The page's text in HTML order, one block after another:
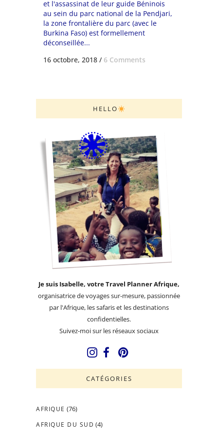
et l'assassinat de leur guide Béninois
au sein du parc national de la Pendjari,
la zone frontalière du parc (avec le
Burkina Faso) est formellement
déconseillée...
16 octobre, 2018 / 6 Comments
HELLO
Je suis Isabelle, votre Travel Planner Afrique,
organisatrice de voyages sur-mesure, passionnée
par l'Afrique, les safaris et les destinations
confidentielles.
Suivez-moi sur les réseaux sociaux
CATÉGORIES
AFRIQUE (76)
AFRIQUE DU SUD (4)